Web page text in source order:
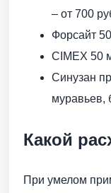
– от 700
Форсайт
CIMEX 50
Синузан
муравьев,
Какой
При умелом